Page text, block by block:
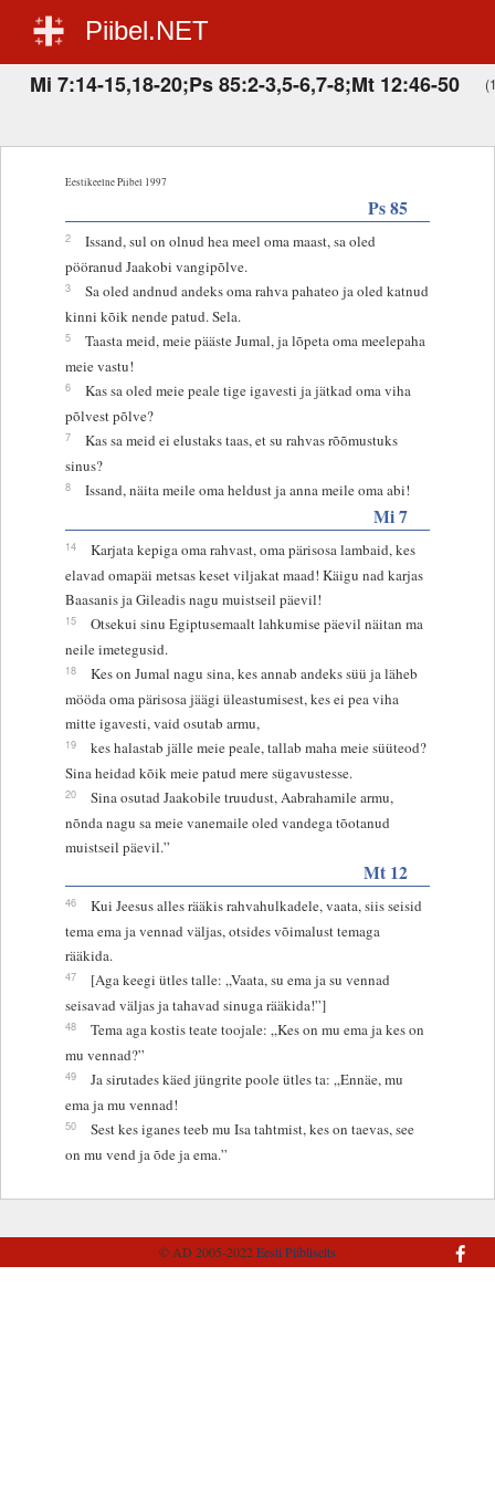
Piibel.NET
Mi 7:14-15,18-20;Ps 85:2-3,5-6,7-8;Mt 12:46-50
Eestikeelne Piibel 1997
Ps 85
2
Issand, sul on olnud hea meel oma maast, sa oled
pööranud Jaakobi vangipõlve.
3
Sa oled andnud andeks oma rahva pahateo ja oled katnud
kinni kõik nende patud. Sela.
5
Taasta meid, meie pääste Jumal, ja lõpeta oma meelepaha
meie vastu!
6
Kas sa oled meie peale tige igavesti ja jätkad oma viha
põlvest põlve?
7
Kas sa meid ei elustaks taas, et su rahvas rõõmustuks
sinus?
8 Issand, näita meile oma heldust ja anna meile oma abi!
Mi 7
14
Karjata kepiga oma rahvast, oma pärisosa lambaid, kes
elavad omapäi metsas keset viljakat maad! Käigu nad karjas
Baasanis ja Gileadis nagu muistseil päevil!
15
Otsekui sinu Egiptusemaalt lahkumise päevil näitan ma
neile imetegusid.
18
Kes on Jumal nagu sina, kes annab andeks süü ja läheb
mööda oma pärisosa jäägi üleastumisest, kes ei pea viha
mitte igavesti, vaid osutab armu,
19
kes halastab jälle meie peale, tallab maha meie süüteod?
Sina heidad kõik meie patud mere sügavustesse.
20
Sina osutad Jaakobile truudust, Aabrahamile armu,
nõnda nagu sa meie vanemaile oled vandega tõotanud
muistseil päevil.”
Mt 12
46
Kui Jeesus alles rääkis rahvahulkadele, vaata, siis seisid
tema ema ja vennad väljas, otsides võimalust temaga
rääkida.
47
[Aga keegi ütles talle: „Vaata, su ema ja su vennad
seisavad väljas ja tahavad sinuga rääkida!”]
48
Tema aga kostis teate toojale: „Kes on mu ema ja kes on
mu vennad?”
49
Ja sirutades käed jüngrite poole ütles ta: „Ennäe, mu
ema ja mu vennad!
50
Sest kes iganes teeb mu Isa tahtmist, kes on taevas, see
on mu vend ja õde ja ema.”
© AD 2005-2022Eesti Piibliselts